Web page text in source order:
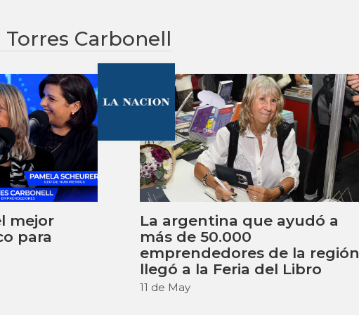
Carbonell
mejor
para
La argentina que ayudó a
más de 50.000
emprendedores de la región
llegó a la Feria del Libro
11 de May